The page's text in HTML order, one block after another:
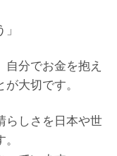
分でお金を抱え
大切です。
らしさを日本や世